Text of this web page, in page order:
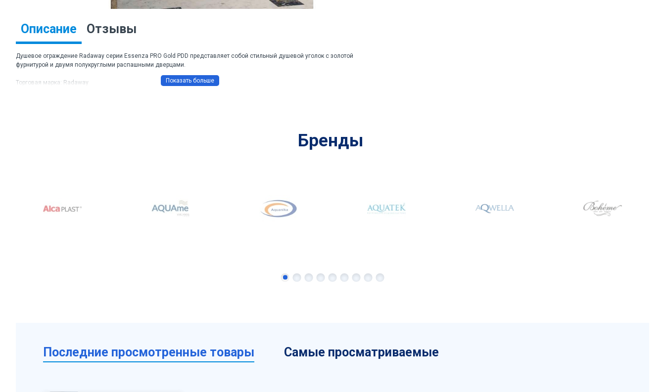
Описание Отзывы
Душевое ограждение Radaway серии Essenza PRO Gold PDD представляет собой стильный душевой уголок с золотой
фурнитурой и двумя полукруглыми распашными дверцами.
Торговая марка: Radaway
Бренды
Последние просмотренные товары Самые просматриваемые